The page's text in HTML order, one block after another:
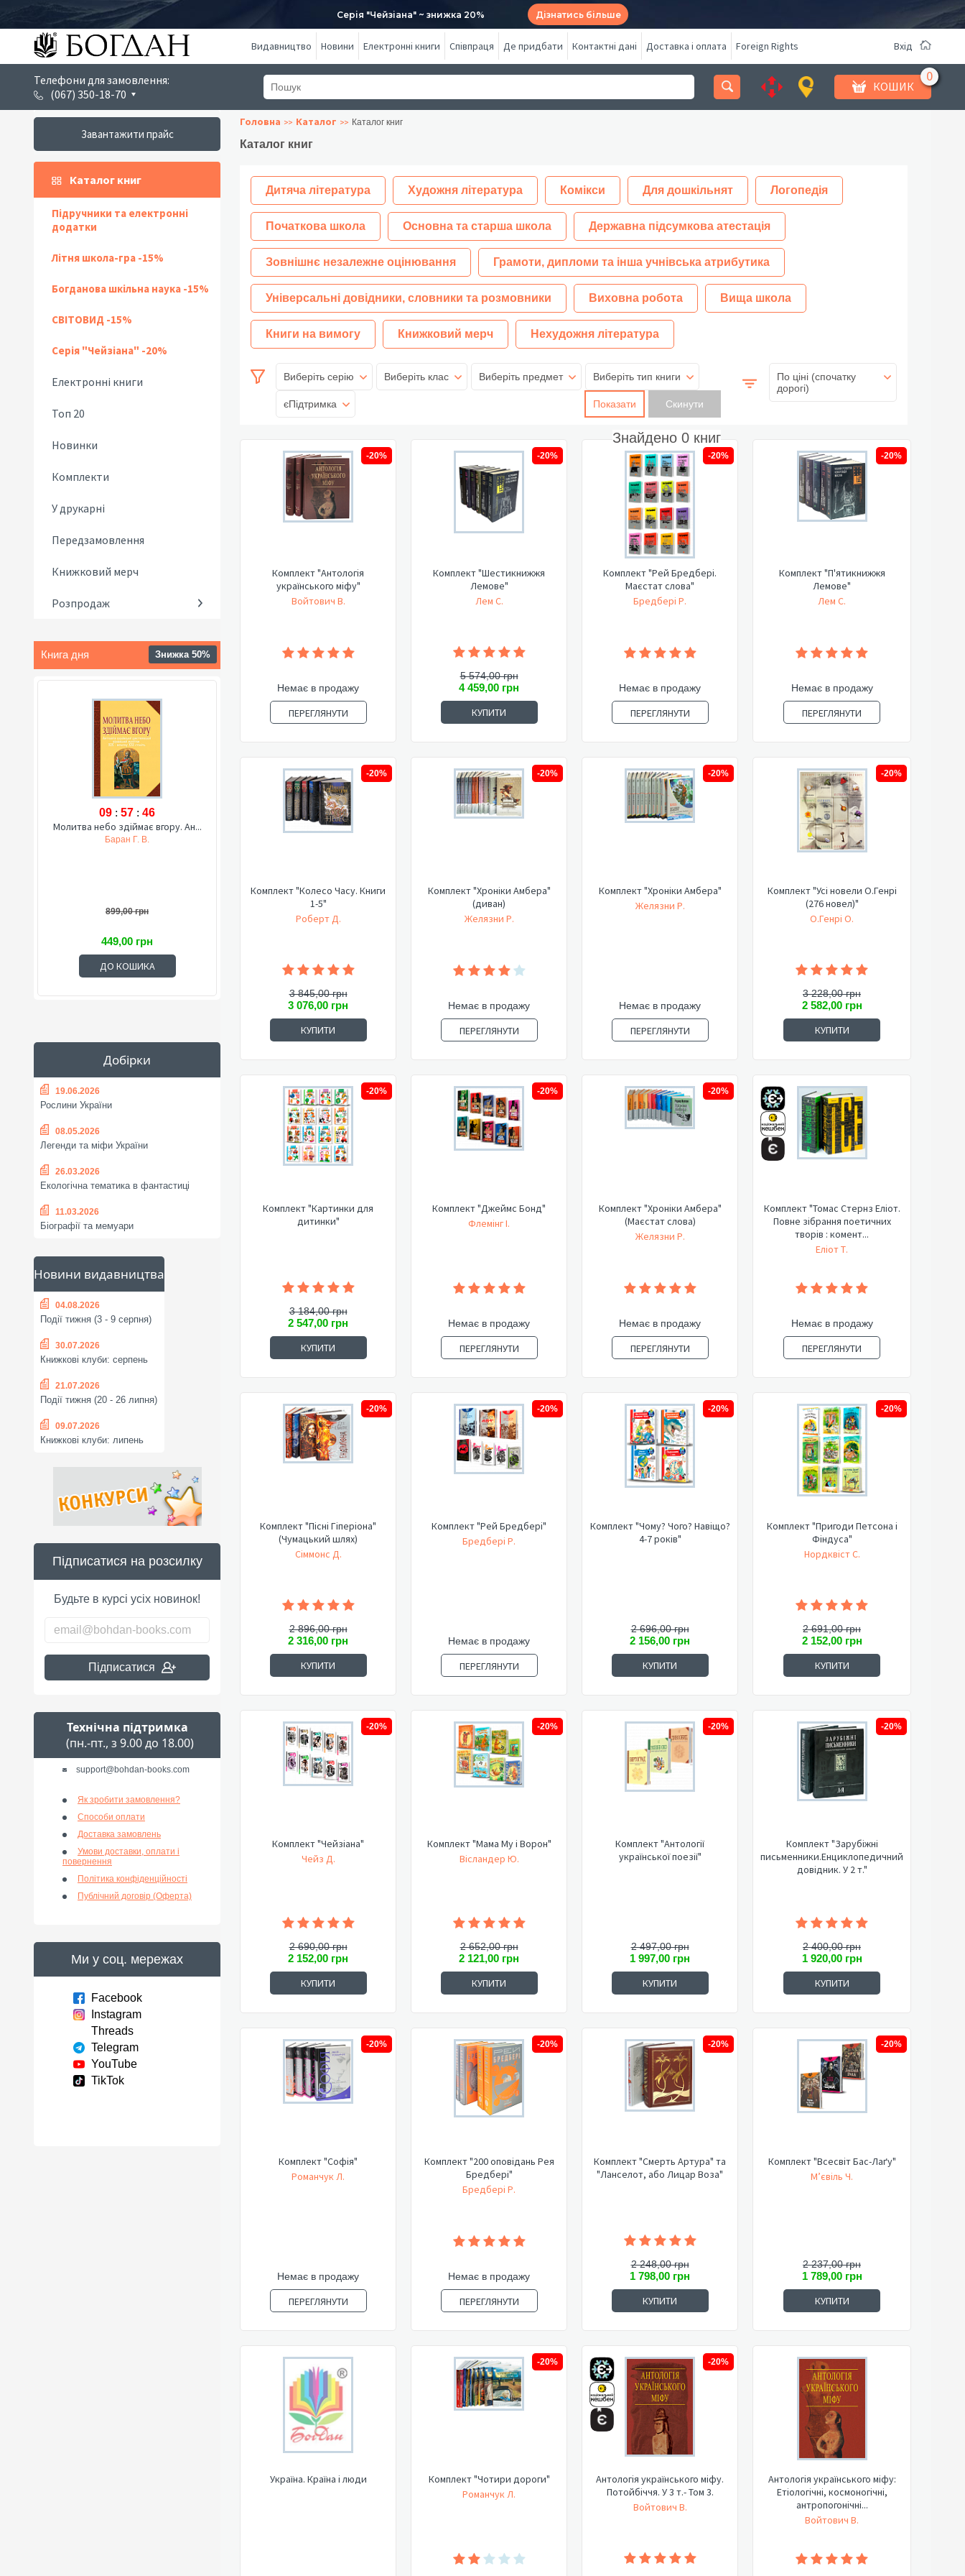
Серія "Чейзіана" ~ знижка 20% Дізнатись більше
Видавництво Новини Електронні книги Співпраця Де придбати Контактні дані Доставка і оплата Foreign Rights Вхід
Телефони для замовлення:
(067) 350-18-70
КОШИК
Завантажити прайс
Каталог книг
Підручники та електронні
додатки
Літня школа-гра -15%
Богданова шкільна наука -15%
СВІТОВИД -15%
Серія "Чейзіана" -20%
Електронні книги
Топ 20
Новинки
Комплекти
У друкарні
Передзамовлення
Книжковий мерч
Розпродаж
Книга дня Знижка 50%
09 : 57 : 45
Молитва небо здіймає вгору. Ан...
Баран Г. В.
899,00 грн
449,00 грн
ДО КОШИКА
Добірки
19.06.2026
Рослини України
08.05.2026
Легенди та міфи України
26.03.2026
Екологічна тематика в фантастиці
11.03.2026
Біографії та мемуари
Новини видавництва
04.08.2026
Події тижня (3 - 9 серпня)
30.07.2026
Книжкові клуби: серпень
21.07.2026
Події тижня (20 - 26 липня)
09.07.2026
Книжкові клуби: липень
Підписатися на розсилку
Будьте в курсі усіх новинок!
Підписатися
Технічна підтримка
(пн.-пт., з 9.00 до 18.00)
support@bohdan-books.com
Як зробити замовлення?
Способи оплати
Доставка замовлень
Умови доставки, оплати і
повернення
Політика конфіденційності
Публічний договір (Оферта)
Ми у соц. мережах
Facebook
Instagram
Threads
Telegram
YouTube
TikTok
Головна Каталог Каталог книг
Каталог книг
Дитяча література Художня література Комікси Для дошкільнят Логопедія
Початкова школа Основна та старша школа Державна підсумкова атестація
Зовнішнє незалежне оцінювання Грамоти, дипломи та інша учнівська атрибутика
Універсальні довідники, словники та розмовники Виховна робота Вища школа
Книги на вимогу Книжковий мерч Нехудожня література
Виберіть серію Виберіть клас Виберіть предмет Виберіть тип книги
єПідтримка Показати
Знайдено 0 книг
По ціні (спочатку
дорогі)
-20%
Комплект "Антологія
українського міфу"
Войтович В.
Немає в продажу
ПЕРЕГЛЯНУТИ
-20%
Комплект "Шестикнижжя
Лемове"
Лем С.
5 574,00 грн
4 459,00 грн
КУПИТИ
-20%
Комплект "Рей Бредбері.
Маєстат слова"
Бредбері Р.
Немає в продажу
ПЕРЕГЛЯНУТИ
-20%
Комплект "П'ятикнижжя
Лемове"
Лем С.
Немає в продажу
ПЕРЕГЛЯНУТИ
-20%
Комплект "Колесо Часу. Книги
1-5"
Роберт Д.
3 845,00 грн
3 076,00 грн
КУПИТИ
-20%
Комплект "Хроніки Амбера"
(диван)
Желязни Р.
Немає в продажу
ПЕРЕГЛЯНУТИ
-20%
Комплект "Хроніки Амбера"
Желязни Р.
Немає в продажу
ПЕРЕГЛЯНУТИ
-20%
Комплект "Усі новели О.Генрі
(276 новел)"
О.Генрі О.
3 228,00 грн
2 582,00 грн
КУПИТИ
-20%
Комплект "Картинки для
дитинки"
3 184,00 грн
2 547,00 грн
КУПИТИ
-20%
Комплект "Джеймс Бонд"
Флемінг І.
Немає в продажу
ПЕРЕГЛЯНУТИ
-20%
Комплект "Хроніки Амбера"
(Маєстат слова)
Желязни Р.
Немає в продажу
ПЕРЕГЛЯНУТИ
Комплект "Томас Стернз Еліот.
Повне зібрання поетичних
творів : комент...
Еліот Т.
Немає в продажу
ПЕРЕГЛЯНУТИ
-20%
Комплект "Пісні Гіперіона"
(Чумацький шлях)
Сіммонс Д.
2 896,00 грн
2 316,00 грн
КУПИТИ
-20%
Комплект "Рей Бредбері"
Бредбері Р.
Немає в продажу
ПЕРЕГЛЯНУТИ
-20%
Комплект "Чому? Чого? Навіщо?
4-7 років"
2 696,00 грн
2 156,00 грн
КУПИТИ
-20%
Комплект "Пригоди Петсона і
Фіндуса"
Нордквіст С.
2 691,00 грн
2 152,00 грн
КУПИТИ
-20%
Комплект "Чейзіана"
Чейз Д.
2 690,00 грн
2 152,00 грн
КУПИТИ
-20%
Комплект "Мама Му і Ворон"
Вісландер Ю.
2 652,00 грн
2 121,00 грн
КУПИТИ
-20%
Комплект "Антології
української поезії"
2 497,00 грн
1 997,00 грн
КУПИТИ
-20%
Комплект "Зарубіжні
письменники.Енциклопедичний
довідник. У 2 т."
2 400,00 грн
1 920,00 грн
КУПИТИ
-20%
Комплект "Софія"
Романчук Л.
Немає в продажу
ПЕРЕГЛЯНУТИ
-20%
Комплект "200 оповідань Рея
Бредбері"
Бредбері Р.
Немає в продажу
ПЕРЕГЛЯНУТИ
-20%
Комплект "Смерть Артура" та
"Ланселот, або Лицар Воза"
2 248,00 грн
1 798,00 грн
КУПИТИ
-20%
Комплект "Всесвіт Бас-Лаґу"
М’євіль Ч.
2 237,00 грн
1 789,00 грн
КУПИТИ
Україна. Країна і люди
-20%
Комплект "Чотири дороги"
Романчук Л.
-20%
Антологія українського міфу.
Потойбіччя. У 3 т.- Том 3.
Войтович В.
Антологія українського міфу:
Етіологічні, космоногічні,
антропогонічні...
Войтович В.